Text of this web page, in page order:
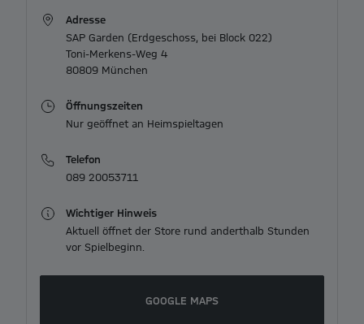
Adresse
SAP Garden (Erdgeschoss, bei Block 022)
Toni-Merkens-Weg 4
80809 München
Öffnungszeiten
Telefon
089 20053711
Wichtiger Hinweis
Aktuell öffnet der Store rund anderthalb Stunden
vor Spielbeginn.
GOOGLE MAPS